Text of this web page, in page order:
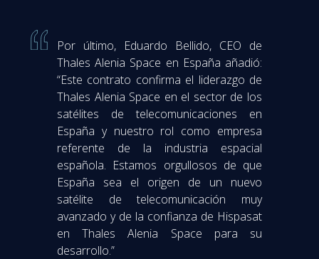
Por último, Eduardo Bellido, CEO de
Thales Alenia Space en España añadió:
“Este contrato confirma el liderazgo de
Thales Alenia Space en el sector de los
satélites de telecomunicaciones en
España y nuestro rol como empresa
referente de la industria espacial
española. Estamos orgullosos de que
España sea el origen de un nuevo
satélite de telecomunicación muy
avanzado y de la confianza de Hispasat
en Thales Alenia Space para su
desarrollo.”